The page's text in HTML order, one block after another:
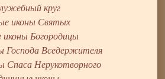
круг
иконы Святых
Богородицы
Вседержителя
Нерукотворного